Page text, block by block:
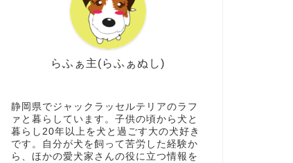
らふぁ主(らふぁぬし)
静岡県でジャックラッセルテリアのラフ
ァと暮らしています。子供の頃から犬と
暮らし20年以上を犬と過ごす大の犬好き
です。自分が犬を飼って苦労した経験か
ら、ほかの愛犬家さんの役に立つ情報を